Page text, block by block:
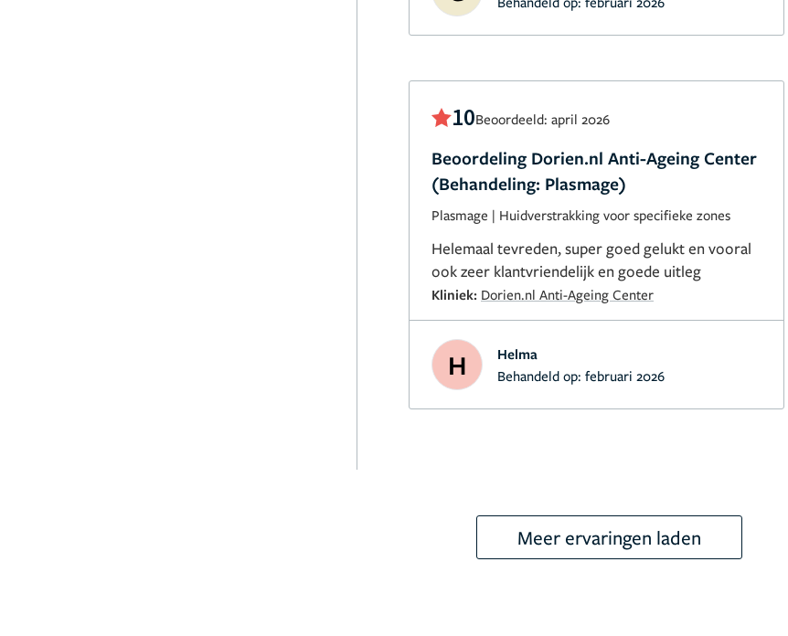
10Beoordeeld: april 2026
Beoordeling Dorien.nl Anti-Ageing Center
(Behandeling: Plasmage)
Plasmage | Huidverstrakking voor specifieke zones
Helemaal tevreden, super goed gelukt en vooral
ook zeer klantvriendelijk en goede uitleg
Kliniek: Dorien.nl Anti-Ageing Center
H
Helma
Behandeld op: februari 2026
Meer ervaringen laden